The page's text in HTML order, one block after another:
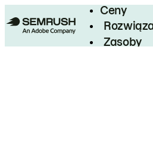
Ceny
Zasoby